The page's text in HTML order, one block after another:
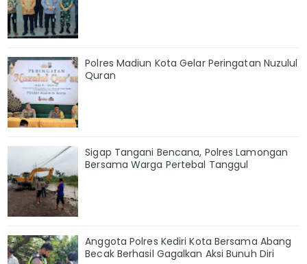
Polres Madiun Kota Gelar Peringatan Nuzulul
Quran
Sigap Tangani Bencana, Polres Lamongan
Bersama Warga Pertebal Tanggul
Anggota Polres Kediri Kota Bersama Abang
Becak Berhasil Gagalkan Aksi Bunuh Diri